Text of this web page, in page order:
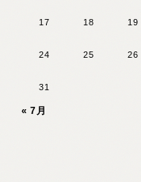
17 18 19
24 25 26
31
« 7月